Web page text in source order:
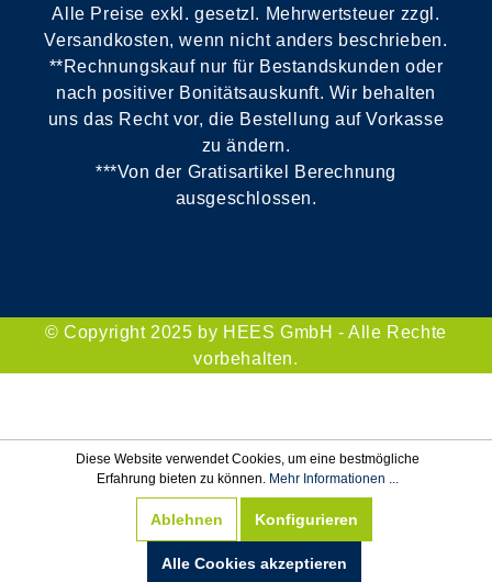
Alle Preise exkl. gesetzl. Mehrwertsteuer zzgl.
Versandkosten, wenn nicht anders beschrieben.
**Rechnungskauf nur für Bestandskunden oder
nach positiver Bonitätsauskunft. Wir behalten
uns das Recht vor, die Bestellung auf Vorkasse
zu ändern.
***Von der Gratisartikel Berechnung
ausgeschlossen.
© Copyright 2025 by HEES GmbH - Alle Rechte
vorbehalten.
Diese Website verwendet Cookies, um eine bestmögliche
Erfahrung bieten zu können. Mehr Informationen ...
Ablehnen Konfigurieren
Alle Cookies akzeptieren